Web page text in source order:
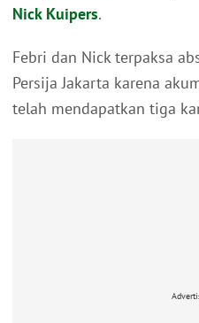
Nick Kuipers.
Febri dan Nick terpaksa
Persija Jakarta karena
telah mendapatkan tiga